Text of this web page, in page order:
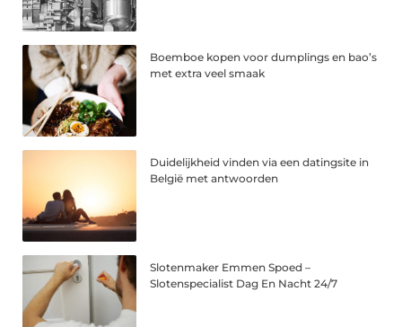
Boemboe kopen voor dumplings en bao’s
met extra veel smaak
Duidelijkheid vinden via een datingsite in
België met antwoorden
Slotenmaker Emmen Spoed –
Slotenspecialist Dag En Nacht 24/7